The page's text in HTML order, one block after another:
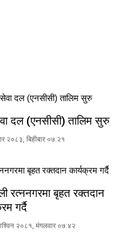
दल (एनसीसी) तालिम सुरु
२०८३, बिहीबार ०७:२१
रत्ननगरमा बृहत रक्तदान
गर्दै
२०८१, मंगलवार ०७:४२